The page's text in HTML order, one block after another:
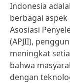
Indonesia
berbagai
Asosiasi
(APJII),
meningkat
bahwa
dengan